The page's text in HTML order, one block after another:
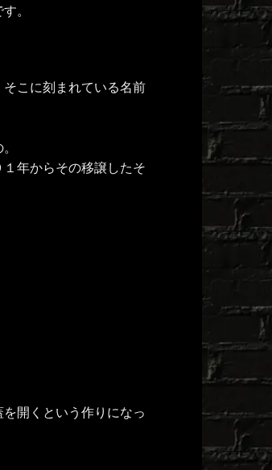
。
こに刻まれている名前
年からその移譲したそ
開くという作りになっ